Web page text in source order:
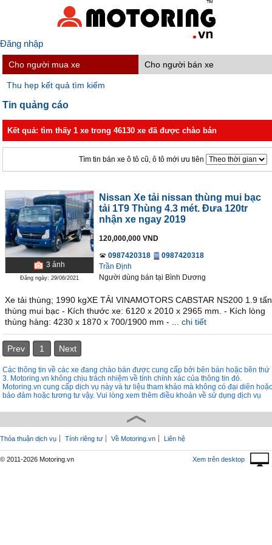
Đăng nhập
Cho người mua xe Cho người bán xe
Thu hẹp kết quả tìm kiếm
Tin quảng cáo
Kết quả: tìm thấy 1 xe trong 46130 xe đã được chào bán
Tìm tin bán xe ô tô cũ, ô tô mới ưu tiên
3 ảnh
Đăng ngày: 29/06/2021
Nissan Xe tải nissan thùng mui bạc
tải 1T9 Thùng 4.3 mét. Đưa 120tr
nhận xe ngay 2019
120,000,000 VND
0987420318
0987420318
Trần Định
Người dùng bán tại Bình Dương
Xe tải thùng; 1990 kgXE TẢI VINAMOTORS CABSTAR NS200 1.9 tấn
thùng mui bạc - Kích thước xe: 6120 x 2010 x 2965 mm. - Kích lòng
thùng hàng: 4230 x 1870 x 700/1900 mm - ...
chi tiết
Prev 1 Next
Các thông tin về các xe đang chào bán được cung cấp bởi bên bán hoặc bên thứ
3. Motoring.vn không chịu trách nhiệm về tính chính xác của thông tin đó.
Motoring.vn cung cấp dịch vụ này và tư liệu tham khảo mà không có đại diên hoặc
bảo đảm hoặc tương tư vậy. Vui lòng xem thêm điều khoản về sử dụng dịch vụ
Thỏa thuận dịch vụ Tính riêng tư Về Motoring.vn Liên hệ
© 2011-2026 Motoring.vn Xem trên desktop